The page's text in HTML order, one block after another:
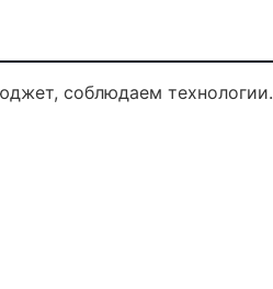
соблюдаем технологии.